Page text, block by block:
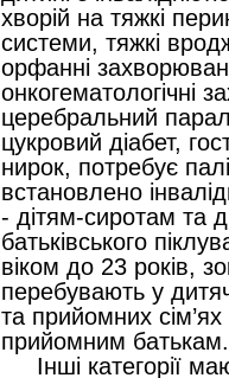
хворій на тяжкі
системи, тяжкі
орфанні
онкогематологічні
церебральний
цукровий діабет,
нирок, потребує
встановлено
- дітям-сиротам та
батьківського
віком до 23 років,
перебувають у
та прийомних
прийомним
Інші категорії